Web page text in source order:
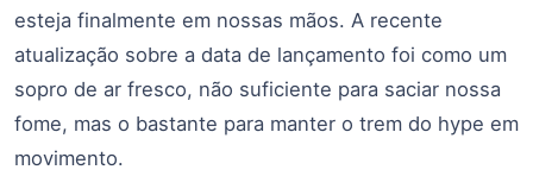
esteja finalmente em nossas mãos. A recente
atualização sobre a data de lançamento foi como um
sopro de ar fresco, não suficiente para saciar nossa
fome, mas o bastante para manter o trem do hype em
movimento.